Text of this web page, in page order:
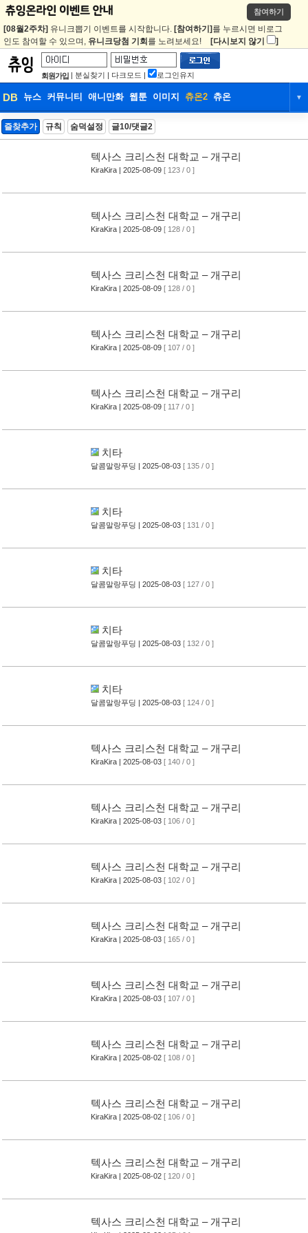
참여하기
[08월2주차] 유니크뽑기 이벤트를 시작합니다. [참여하기] 를 누르시면 비로그
인도 참여할 수 있으며, 유니크당첨 기회 를 노려보세요! [다시보지 않기 ]
회원가입 | 분실찾기 | 다크모드 | 로그인유지
DB 뉴스 커뮤니티 애니만화 웹툰 이미지 츄온2 츄온 ▼
DB 뉴스
즐찾추가 규칙 숨덕설정 글10/댓글2
텍사스 크리스천 대학교 – 개구리
KiraKira | 2025-08-09 [ 123 / 0 ]
텍사스 크리스천 대학교 – 개구리
KiraKira | 2025-08-09 [ 128 / 0 ]
텍사스 크리스천 대학교 – 개구리
KiraKira | 2025-08-09 [ 128 / 0 ]
텍사스 크리스천 대학교 – 개구리
KiraKira | 2025-08-09 [ 107 / 0 ]
텍사스 크리스천 대학교 – 개구리
KiraKira | 2025-08-09 [ 117 / 0 ]
치타
달콤말랑푸딩 | 2025-08-03 [ 135 / 0 ]
치타
달콤말랑푸딩 | 2025-08-03 [ 131 / 0 ]
치타
달콤말랑푸딩 | 2025-08-03 [ 127 / 0 ]
치타
달콤말랑푸딩 | 2025-08-03 [ 132 / 0 ]
치타
달콤말랑푸딩 | 2025-08-03 [ 124 / 0 ]
텍사스 크리스천 대학교 – 개구리
KiraKira | 2025-08-03 [ 140 / 0 ]
텍사스 크리스천 대학교 – 개구리
KiraKira | 2025-08-03 [ 106 / 0 ]
텍사스 크리스천 대학교 – 개구리
KiraKira | 2025-08-03 [ 102 / 0 ]
텍사스 크리스천 대학교 – 개구리
KiraKira | 2025-08-03 [ 165 / 0 ]
텍사스 크리스천 대학교 – 개구리
KiraKira | 2025-08-03 [ 107 / 0 ]
텍사스 크리스천 대학교 – 개구리
KiraKira | 2025-08-02 [ 108 / 0 ]
텍사스 크리스천 대학교 – 개구리
KiraKira | 2025-08-02 [ 106 / 0 ]
텍사스 크리스천 대학교 – 개구리
KiraKira | 2025-08-02 [ 120 / 0 ]
텍사스 크리스천 대학교 – 개구리